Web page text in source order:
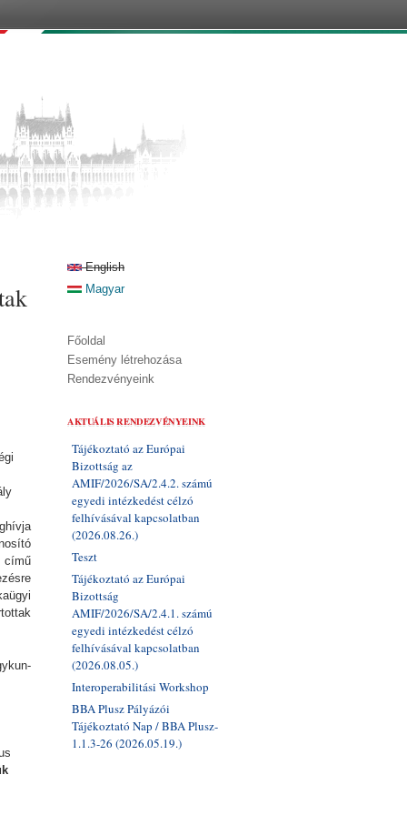
című
English
Magyar
Főoldal
Esemény létrehozása
Rendezvényeink
AKTUÁLIS RENDEZVÉNYEINK
Tájékoztató az Európai
Bizottság az
AMIF/2026/SA/2.4.2. számú
egyedi intézkedést célzó
felhívásával kapcsolatban
(2026.08.26.)
Teszt
Tájékoztató az Európai
Bizottság
AMIF/2026/SA/2.4.1. számú
egyedi intézkedést célzó
felhívásával kapcsolatban
(2026.08.05.)
Interoperabilitási Workshop
BBA Plusz Pályázói
Tájékoztató Nap / BBA Plusz-
1.1.3-26 (2026.05.19.)